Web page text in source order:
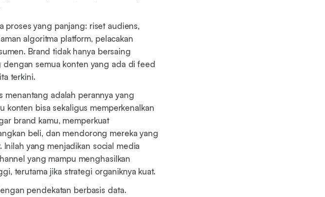
proses yang panjang: riset audiens,
algoritma platform, pelacakan
Brand tidak hanya bersaing
semua konten yang ada di feed
terkini.
menantang adalah perannya yang
konten bisa sekaligus memperkenalkan
brand kamu, memperkuat
beli, dan mendorong mereka yang
yang menjadikan social media
yang mampu menghasilkan
terutama jika strategi organiknya kuat.
pendekatan berbasis data.